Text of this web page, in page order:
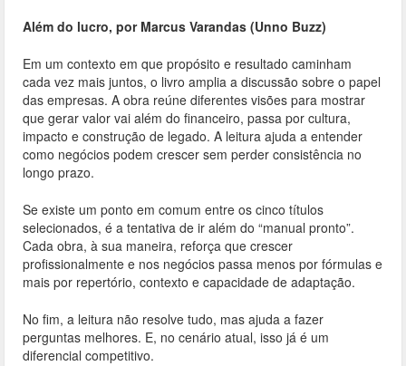
Além do lucro, por Marcus Varandas (Unno Buzz)
Em um contexto em que propósito e resultado caminham
cada vez mais juntos, o livro amplia a discussão sobre o papel
das empresas. A obra reúne diferentes visões para mostrar
que gerar valor vai além do financeiro, passa por cultura,
impacto e construção de legado. A leitura ajuda a entender
como negócios podem crescer sem perder consistência no
longo prazo.
Se existe um ponto em comum entre os cinco títulos
selecionados, é a tentativa de ir além do “manual pronto”.
Cada obra, à sua maneira, reforça que crescer
profissionalmente e nos negócios passa menos por fórmulas e
mais por repertório, contexto e capacidade de adaptação.
No fim, a leitura não resolve tudo, mas ajuda a fazer
perguntas melhores. E, no cenário atual, isso já é um
diferencial competitivo.